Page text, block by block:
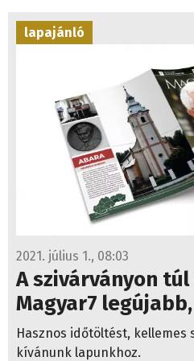
lapajánló
2021. július 1., 08:03
A szivárványon
Magyar7
Hasznos időtöltést, kellemes
kívánunk lapunkhoz.